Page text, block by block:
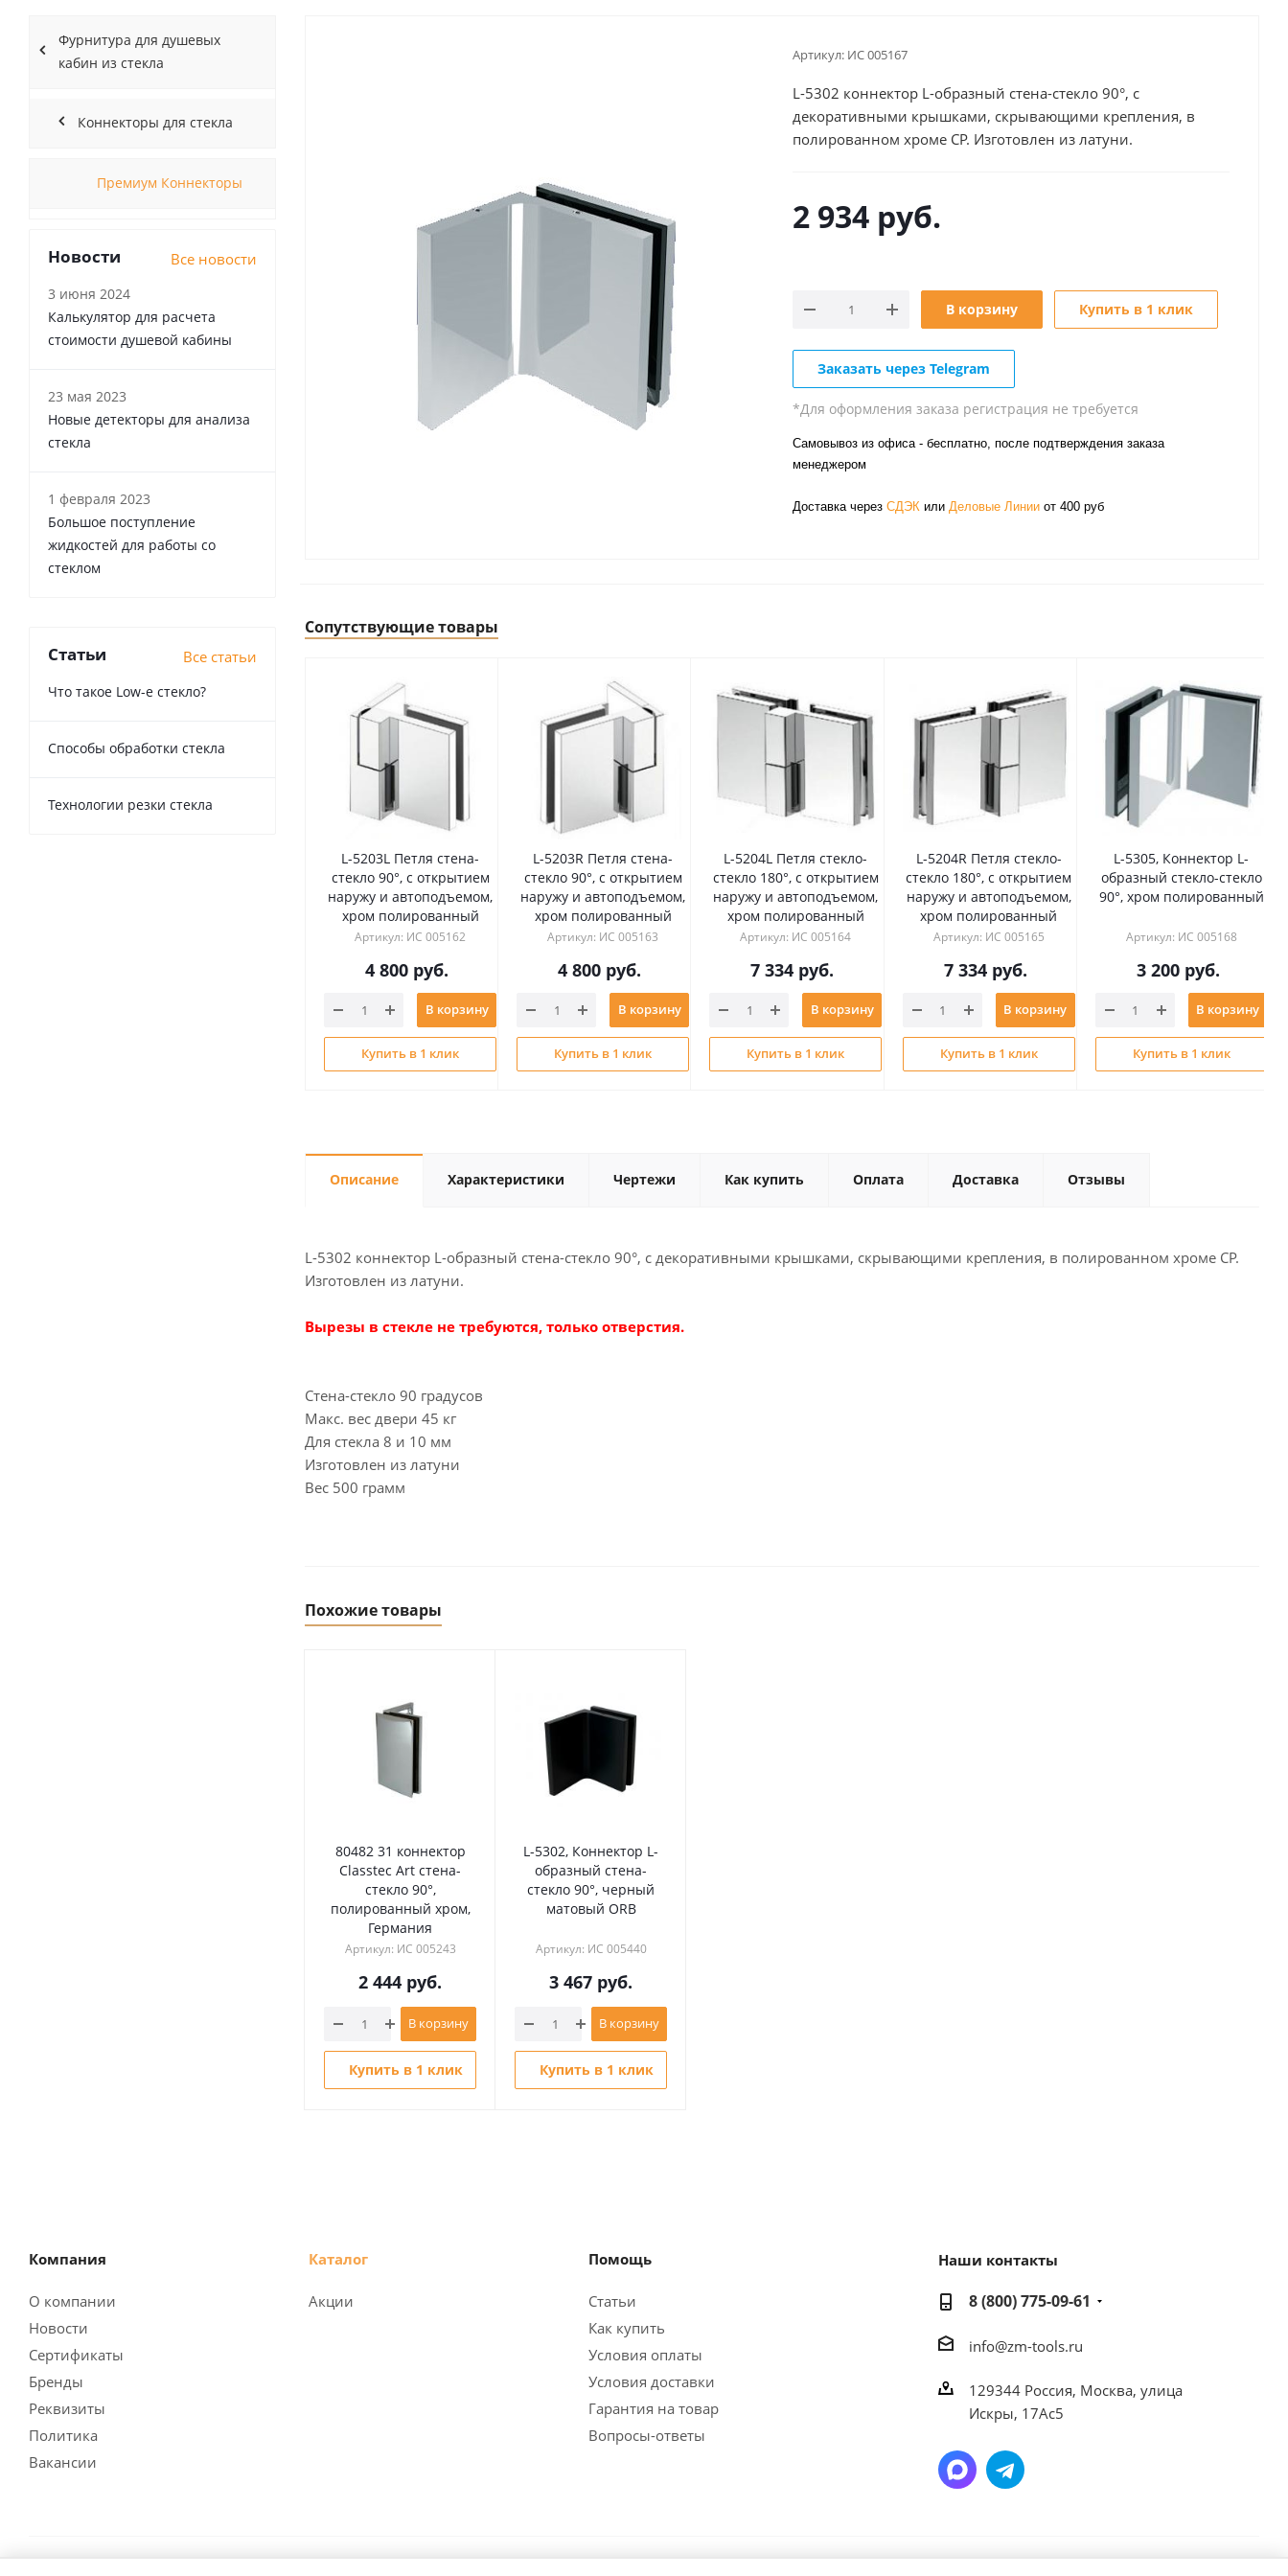
Артикул: ИС 005167
L-5302 коннектор L-образный стена-стекло 90°, с
декоративными крышками, скрывающими крепления, в
полированном хроме CP. Изготовлен из латуни.
2 934 руб.
В корзину Купить в 1 клик
Заказать через Telegram
*Для оформления заказа регистрация не требуется
Самовывоз из офиса - бесплатно, после подтверждения заказа
менеджером
Доставка через СДЭК или Деловые Линии от 400 руб
Сопутствующие товары
L-5203L Петля стена-
стекло 90°, с открытием
наружу и автоподъемом,
хром полированный
Артикул: ИС 005162
4 800 руб.
В корзину
Купить в 1 клик
L-5203R Петля стена-
стекло 90°, с открытием
наружу и автоподъемом,
хром полированный
Артикул: ИС 005163
4 800 руб.
В корзину
Купить в 1 клик
L-5204L Петля стекло-
стекло 180°, с открытием
наружу и автоподъемом,
хром полированный
Артикул: ИС 005164
7 334 руб.
В корзину
Купить в 1 клик
L-5204R Петля стекло-
стекло 180°, с открытием
наружу и автоподъемом,
хром полированный
Артикул: ИС 005165
7 334руб.
В корзину
Купить в 1 клик
L-5305, Коннектор L-
образный стекло-стекло
90°, хром полированный
Артикул: ИС 005168
3 200руб.
В корзину
Купить в 1 клик
Описание Характеристики Чертежи Как купить Оплата Доставка Отзывы
L-5302 коннектор L-образный стена-стекло 90°, с декоративными крышками, скрывающими крепления, в полированном хроме CP.
Изготовлен из латуни.
Вырезы в стекле не требуются, только отверстия.
Cтена-стекло 90 градусов
Макс. вес двери 45 кг
Для стекла 8 и 10 мм
Изготовлен из латуни
Вес 500 грамм
Похожие товары
80482 31 коннектор
Classtec Art стена-
стекло 90°,
полированный хром,
Германия
Артикул: ИС 005243
2 444 руб.
В корзину
Купить в 1 клик
L-5302, Коннектор L-
образный стена-
стекло 90°, черный
матовый ORB
Артикул: ИС 005440
3 467 руб.
В корзину
Купить в 1 клик
Фурнитура для душевых
кабин из стекла
Коннекторы для стекла
Премиум Коннекторы
Новости Все новости
3 июня 2024
Калькулятор для расчета
стоимости душевой кабины
23 мая 2023
Новые детекторы для анализа
стекла
1 февраля 2023
Большое поступление
жидкостей для работы со
стеклом
Статьи Все статьи
Что такое Low-e стекло?
Способы обработки стекла
Технологии резки стекла
Компания
О компании
Новости
Сертификаты
Бренды
Реквизиты
Политика
Вакансии
Каталог
Акции
Помощь
Статьи
Как купить
Условия оплаты
Условия доставки
Гарантия на товар
Вопросы-ответы
Наши контакты
8 (800) 775-09-61
info@zm-tools.ru
129344 Россия, Москва, улица
Искры, 17Ас5